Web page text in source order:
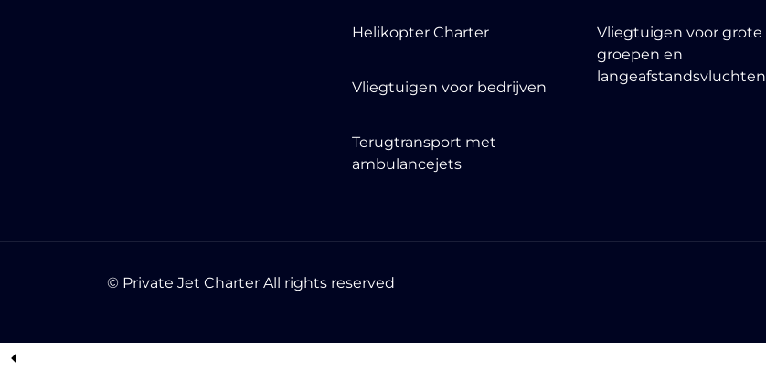
Helikopter Charter
Vliegtuigen voor bedrijven
Terugtransport met
ambulancejets
Vliegtuigen voor grote
groepen en
langeafstandsvluchten
© Private Jet Charter All rights reserved